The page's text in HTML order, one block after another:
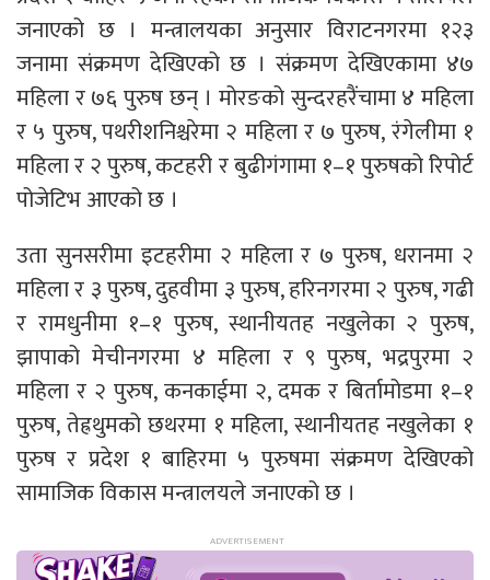
जनाएको छ । मन्त्रालयका अनुसार विराटनगरमा १२३
जनामा संक्रमण देखिएको छ । संक्रमण देखिएकामा ४७
महिला र ७६ पुरुष छन् । मोरङको सुन्दरहरैंचामा ४ महिला
र ५ पुरुष, पथरीशनिश्चरेमा २ महिला र ७ पुरुष, रंगेलीमा १
महिला र २ पुरुष, कटहरी र बुढीगंगामा १–१ पुरुषको रिपोर्ट
पोजेटिभ आएको छ ।
उता सुनसरीमा इटहरीमा २ महिला र ७ पुरुष, धरानमा २
महिला र ३ पुरुष, दुहवीमा ३ पुरुष, हरिनगरमा २ पुरुष, गढी
र रामधुनीमा १–१ पुरुष, स्थानीयतह नखुलेका २ पुरुष,
झापाको मेचीनगरमा ४ महिला र ९ पुरुष, भद्रपुरमा २
महिला र २ पुरुष, कनकाईमा २, दमक र बिर्तामोडमा १–१
पुरुष, तेह्रथुमको छथरमा १ महिला, स्थानीयतह नखुलेका १
पुरुष र प्रदेश १ बाहिरमा ५ पुरुषमा संक्रमण देखिएको
सामाजिक विकास मन्त्रालयले जनाएको छ ।